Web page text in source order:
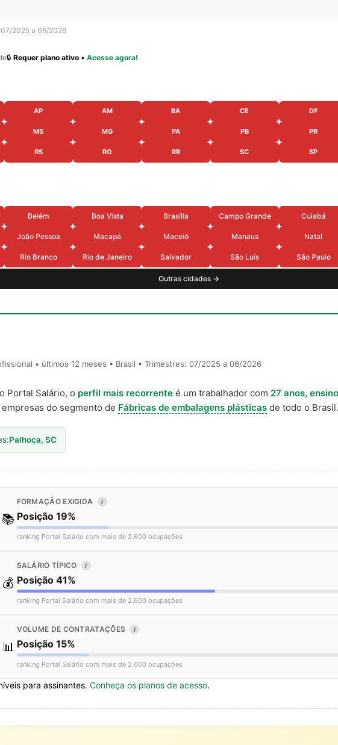
07/2025 a 06/2026
🔒 Requer plano ativo • Acesse agora!
AP AM BA CE DF
MS MG PA PB PR
RS RO RR SC SP
Belém Boa Vista Brasília Campo Grande Cuiabá
João Pessoa Macapá Maceió Manaus Natal
Rio Branco Rio de Janeiro Salvador São Luís São Paulo
Outras cidades →
• últimos 12 meses • Brasil • Trimestres: 07/2025 a 06/2026
Portal Salário, o perfil mais recorrente é um trabalhador com 27 anos,
do segmento de Fábricas de embalagens plásticas de todo o Brasil.
Palhoça, SC
📚
FORMAÇÃO EXIGIDA I
Posição 19%
ranking Portal Salário com mais de 2.600 ocupações
💰
SALÁRIO TÍPICO I
Posição 41%
ranking Portal Salário com mais de 2.600 ocupações
📊
VOLUME DE CONTRATAÇÕES I
Posição 15%
ranking Portal Salário com mais de 2.600 ocupações
para assinantes. Conheça os planos de acesso.